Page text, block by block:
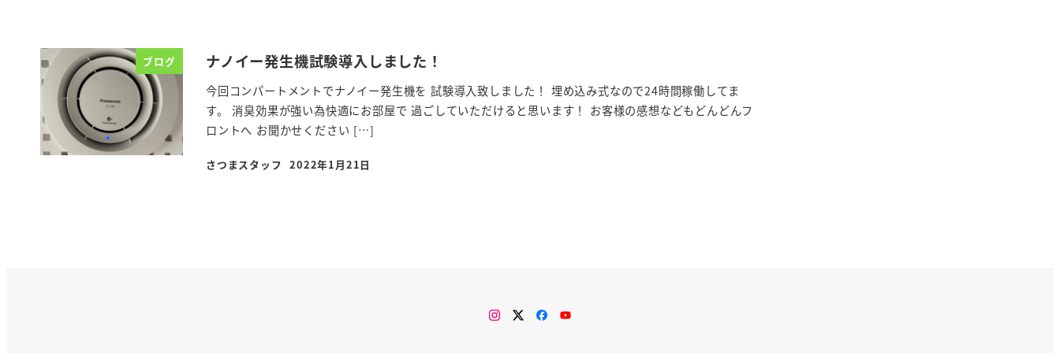
ブログ ナノイー発生機試験導入しました！
今回コンパートメントでナノイー発生機を 試験導入致しました！ 埋め込み式なので24時間稼働してま
す。 消臭効果が強い為快適にお部屋で 過ごしていただけると思います！ お客様の感想などもどんどんフ
ロントへ お聞かせください […]
さつまスタッフ
投稿日
2022年1月21日
Instagram
Twitter
Facebook
You